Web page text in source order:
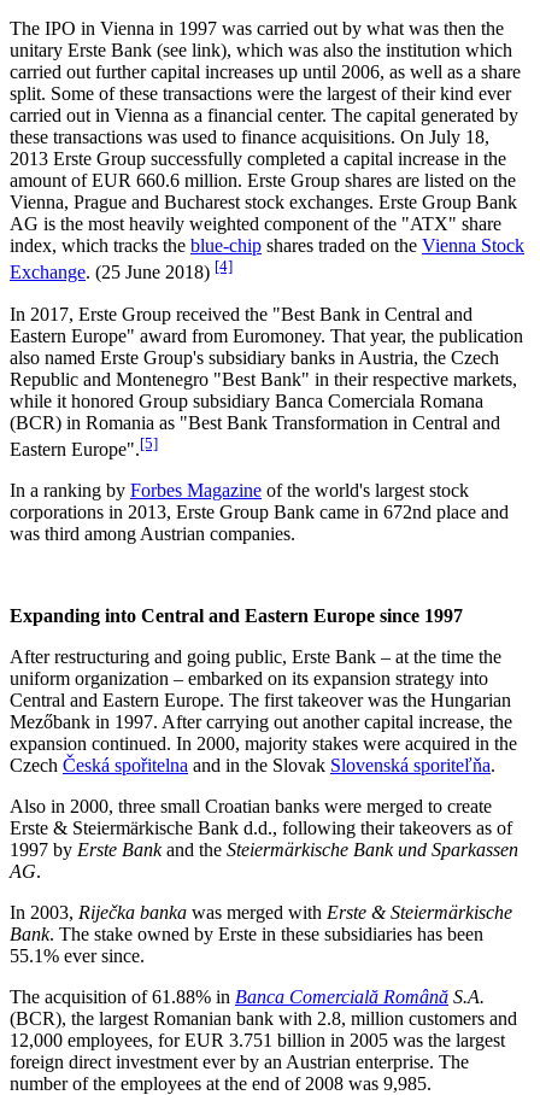
The IPO in Vienna in 1997 was carried out by what was then the
unitary Erste Bank (see link), which was also the institution which
carried out further capital increases up until 2006, as well as a share
split. Some of these transactions were the largest of their kind ever
carried out in Vienna as a financial center. The capital generated by
these transactions was used to finance acquisitions. On July 18,
2013 Erste Group successfully completed a capital increase in the
amount of EUR 660.6 million. Erste Group shares are listed on the
Vienna, Prague and Bucharest stock exchanges. Erste Group Bank
AG is the most heavily weighted component of the "ATX" share
index, which tracks the blue-chip shares traded on the Vienna Stock
Exchange. (25 June 2018) [4]
In 2017, Erste Group received the "Best Bank in Central and
Eastern Europe" award from Euromoney. That year, the publication
also named Erste Group's subsidiary banks in Austria, the Czech
Republic and Montenegro "Best Bank" in their respective markets,
while it honored Group subsidiary Banca Comerciala Romana
(BCR) in Romania as "Best Bank Transformation in Central and
Eastern Europe".[5]
In a ranking by Forbes Magazine of the world's largest stock
corporations in 2013, Erste Group Bank came in 672nd place and
was third among Austrian companies.
Expanding into Central and Eastern Europe since 1997
After restructuring and going public, Erste Bank – at the time the
uniform organization – embarked on its expansion strategy into
Central and Eastern Europe. The first takeover was the Hungarian
Mezőbank in 1997. After carrying out another capital increase, the
expansion continued. In 2000, majority stakes were acquired in the
Czech Česká spořitelna and in the Slovak Slovenská sporiteľňa.
Also in 2000, three small Croatian banks were merged to create
Erste & Steiermärkische Bank d.d., following their takeovers as of
1997 by Erste Bankand the Steiermärkische Bank und Sparkassen
AG.
In 2003, Riječka banka was merged with Erste & Steiermärkische
Bank. The stake owned by Erste in these subsidiaries has been
55.1% ever since.
The acquisition of 61.88% in Banca Comercială Română S.A.
(BCR), the largest Romanian bank with 2.8, million customers and
12,000 employees, for EUR 3.751 billion in 2005 was the largest
foreign direct investment ever by an Austrian enterprise. The
number of the employees at the end of 2008 was 9,985.